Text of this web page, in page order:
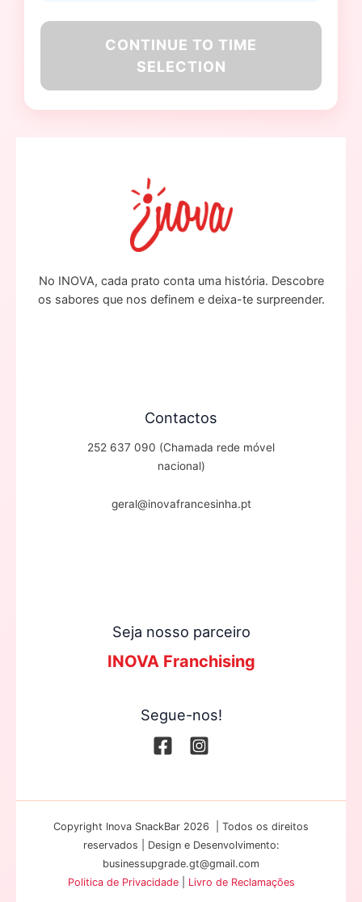
CONTINUE TO TIME
SELECTION
No INOVA, cada prato conta uma história. Descobre
os sabores que nos definem e deixa-te surpreender.
Contactos
252 637 090 (Chamada rede móvel
nacional)
geral@inovafrancesinha.pt
Seja nosso parceiro
INOVA Franchising
Segue-nos!
Copyright Inova SnackBar 2026 | Todos os direitos
reservados | Design e Desenvolvimento:
businessupgrade.gt@gmail.com
Politica de Privacidade| Livro de Reclamações